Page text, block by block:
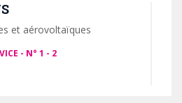
et aérovoltaïques
1 - 2